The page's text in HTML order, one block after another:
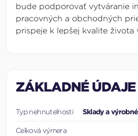
bude podporovať vytváranie
pracovných a obchodných
prispeje k lepšej kvalite života
ZÁKLADNÉ ÚDAJE
Typ nehnuteľnosti Sklady a
Celková výmera